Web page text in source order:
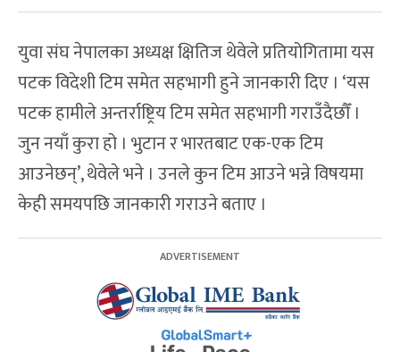
युवा संघ नेपालका अध्यक्ष क्षितिज थेवेले प्रतियोगितामा यस
पटक विदेशी टिम समेत सहभागी हुने जानकारी दिए । ‘यस
पटक हामीले अन्तर्राष्ट्रिय टिम समेत सहभागी गराउँदैछौँ ।
जुन नयाँ कुरा हो । भुटान र भारतबाट एक-एक टिम
आउनेछन्’, थेवेले भने । उनले कुन टिम आउने भन्ने विषयमा
केही समयपछि जानकारी गराउने बताए ।